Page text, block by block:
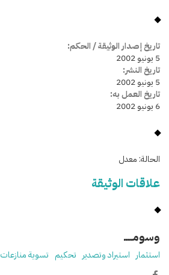
تاريخ إصدار الوثيقة / الحكم:
5 يونيو 2002
تاريخ النشر:
5 يونيو 2002
تاريخ العمل به:
6 يونيو 2002
الحالة: معدل
علاقات الوثيقة
وسومـــــ
استثمار استيراد وتصدير تحكيم تسوية منازعات